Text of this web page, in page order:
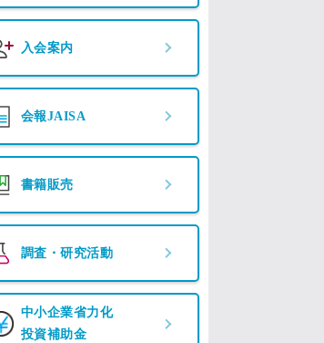
入会案内
会報JAISA
書籍販売
調査・研究活動
中小企業省力化
投資補助金